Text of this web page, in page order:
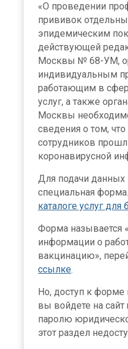
«О проведении
прививок
эпидемическим
действующей
Москвы № 68-УМ,
индивидуальным
работающим в
услуг, а также
Москвы
сведения о том,
сотрудников
коронавирусной
Для подачи
специальная
каталоге услуг для
Форма называется
информации о
вакцинацию»,
ссылке.
Но, доступ к
вы войдете на сайт
паролю
этот раздел